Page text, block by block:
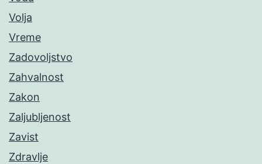
Volja
Vreme
Zadovoljstvo
Zahvalnost
Zakon
Zaljubljenost
Zavist
Zdravlje